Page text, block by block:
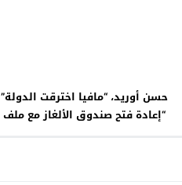
حسن أوريد، “مافيا اخترقت الدولة”
“إعادة فتح صندوق الألغاز مع ملف